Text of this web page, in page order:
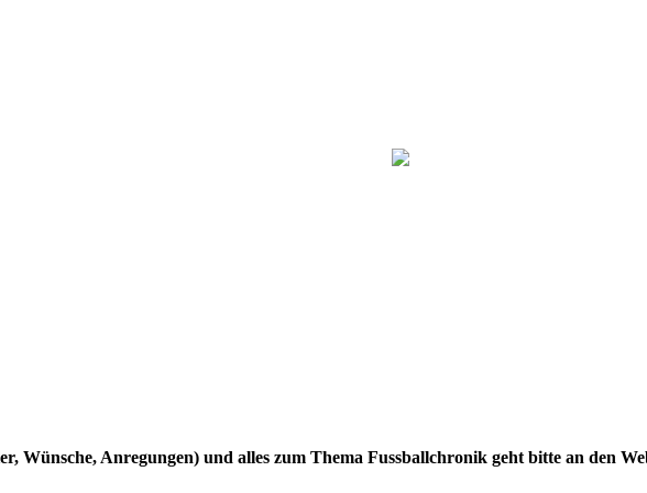
Wünsche, Anregungen) und alles zum Thema Fussballchronik geht bitte an den